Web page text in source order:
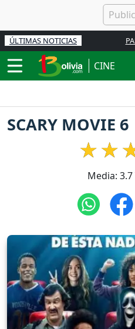
ÚLTIMAS NOTICIAS
CINE
SCARY MOVIE 6
Media: 3.7